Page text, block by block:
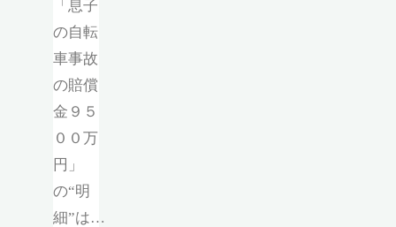
「息子
の自転
車事故
の賠償
金９５
００万
円」
の“明
細”は…